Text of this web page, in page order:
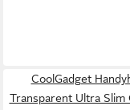
CoolGadget
Transparent Ultra Slim